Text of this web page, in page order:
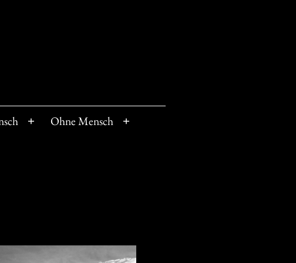
Menü
Ohne Mensch
Menü